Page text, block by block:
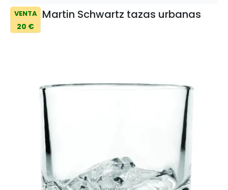
VENTA
20 €
Martin Schwartz tazas urbanas